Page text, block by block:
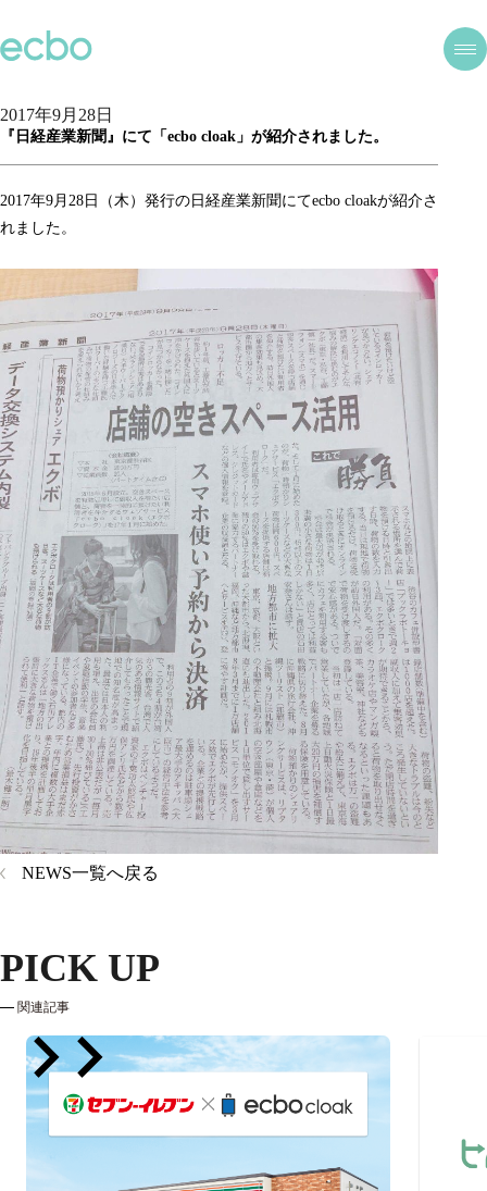
2017年9月28日
『日経産業新聞』にて「ecbo cloak」が紹介されました。
2017年9月28日（木）発行の日経産業新聞にてecbo cloakが紹介さ
れました。
NEWS一覧へ戻る
PICK UP
関連記事